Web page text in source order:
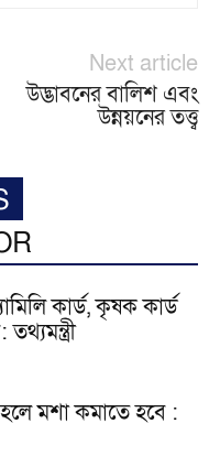
Next article
উদ্ভাবনের বালিশ এবং
উন্নয়নের তত্ত্ব
কার্ড, কৃষক কার্ড
হলে মশা কমাতে হবে :